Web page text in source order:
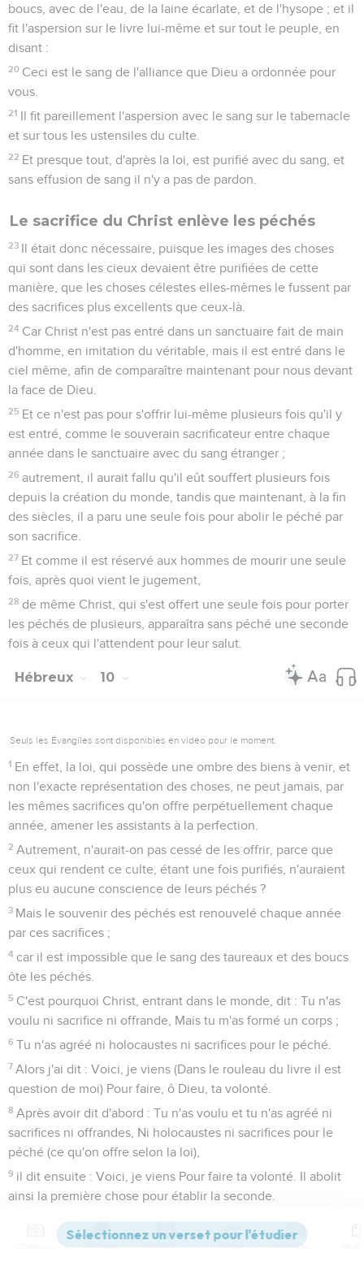
boucs, avec de l'eau, de la laine écarlate, et de l'hysope ; et il
fit l'aspersion sur le livre lui-même et sur tout le peuple, en
disant :
20 Ceci est le sang de l'alliance que Dieu a ordonnée pour
vous.
21 Il fit pareillement l'aspersion avec le sang sur le tabernacle
et sur tous les ustensiles du culte.
22 Et presque tout, d'après la loi, est purifié avec du sang, et
sans effusion de sang il n'y a pas de pardon.
Le sacrifice du Christ enlève les péchés
23 Il était donc nécessaire, puisque les images des choses
qui sont dans les cieux devaient être purifiées de cette
manière, que les choses célestes elles-mêmes le fussent par
des sacrifices plus excellents que ceux-là.
24 Car Christ n'est pas entré dans un sanctuaire fait de main
d'homme, en imitation du véritable, mais il est entré dans le
ciel même, afin de comparaître maintenant pour nous devant
la face de Dieu.
25 Et ce n'est pas pour s'offrir lui-même plusieurs fois qu'il y
est entré, comme le souverain sacrificateur entre chaque
année dans le sanctuaire avec du sang étranger ;
26 autrement, il aurait fallu qu'il eût souffert plusieurs fois
depuis la création du monde, tandis que maintenant, à la fin
des siècles, il a paru une seule fois pour abolir le péché par
son sacrifice.
27 Et comme il est réservé aux hommes de mourir une seule
fois, après quoi vient le jugement,
28 de même Christ, qui s'est offert une seule fois pour porter
les péchés de plusieurs, apparaîtra sans péché une seconde
fois à ceux qui l'attendent pour leur salut.
Hébreux 10
Seuls les Évangiles sont disponibles en vidéo pour le moment.
1 En effet, la loi, qui possède une ombre des biens à venir, et
non l'exacte représentation des choses, ne peut jamais, par
les mêmes sacrifices qu'on offre perpétuellement chaque
année, amener les assistants à la perfection.
2 Autrement, n'aurait-on pas cessé de les offrir, parce que
ceux qui rendent ce culte, étant une fois purifiés, n'auraient
plus eu aucune conscience de leurs péchés ?
3 Mais le souvenir des péchés est renouvelé chaque année
par ces sacrifices ;
4 car il est impossible que le sang des taureaux et des boucs
ôte les péchés.
5 C'est pourquoi Christ, entrant dans le monde, dit : Tu n'as
voulu ni sacrifice ni offrande, Mais tu m'as formé un corps ;
6 Tu n'as agréé ni holocaustes ni sacrifices pour le péché.
7 Alors j'ai dit : Voici, je viens (Dans le rouleau du livre il est
question de moi) Pour faire, ô Dieu, ta volonté.
8 Après avoir dit d'abord : Tu n'as voulu et tu n'as agréé ni
sacrifices ni offrandes, Ni holocaustes ni sacrifices pour le
péché (ce qu'on offre selon la loi),
9 il dit ensuite : Voici, je viens Pour faire ta volonté. Il abolit
ainsi la première chose pour établir la seconde.
C'est en vertu de cette volonté que nous sommes
sanctifiés, par l'offrande du corps de Jésus Christ, une fois
Versions Commentaires Strong